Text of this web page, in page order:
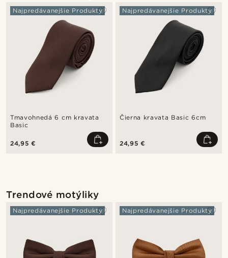
Tmavohnedá 6 cm kravata
Basic
Najpredávanejšie Produkty
24,95 €
Čierna kravata Basic 6cm
Najpredávanejšie Produkty
24,95 €
Trendové motýliky
Najpredávanejšie Produkty Najpredávanejšie Produkty